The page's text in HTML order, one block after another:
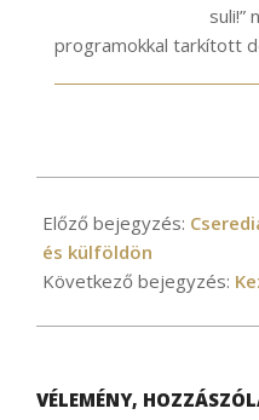
suli!”
programokkal tarkított
03-
23
Előző bejegyzés:
és külföldön
Következő bejegyzés:
VÉLEMÉNY,